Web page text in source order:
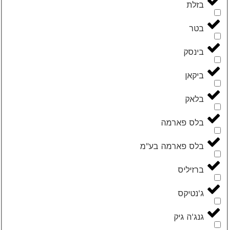
‮בזלת‬
‮בטר‬
‮בינסק‬
‮ביקאן‬
‮בלאק‬
‮בלס פארמה‬
‮בלס פארמה בע"מ‬
‮ברזיליס‬
‮ג'נטיקס‬
‮גנג'ה גיק‬